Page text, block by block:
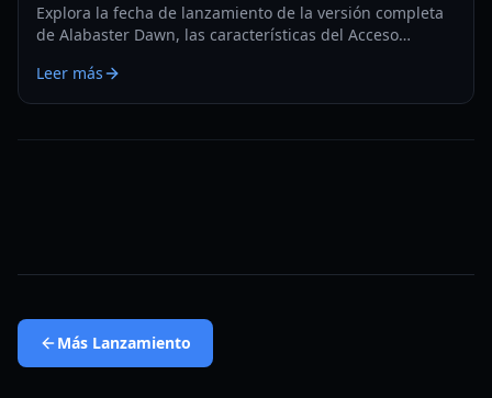
Explora la fecha de lanzamiento de la versión completa
de Alabaster Dawn, las características del Acceso
RPG de acción de Radical Fish Games.
Leer más
Más Lanzamiento